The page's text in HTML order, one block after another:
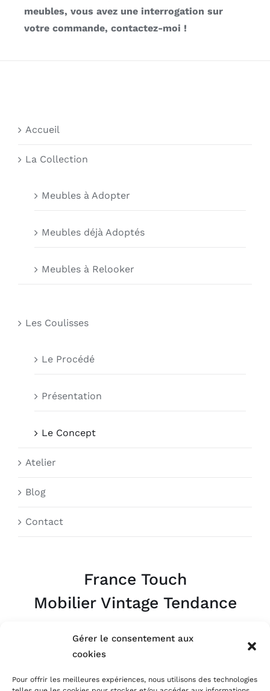
Gérer le consentement aux
cookies
Pour offrir les meilleures expériences, nous utilisons des technologies
meubles, vous avez une interrogation sur
votre commande, contactez-moi !
Accueil
La Collection
Meubles à Adopter
Meubles déjà Adoptés
Meubles à Relooker
Les Coulisses
Le Procédé
Présentation
Le Concept
Atelier
Blog
Contact
France Touch
Mobilier Vintage Tendance
Appelez-nous
06.09.63.07.95
Par Mail